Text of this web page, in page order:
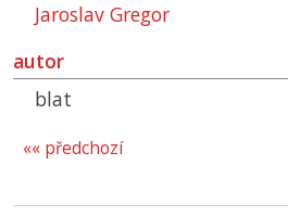
Jaroslav Gregor
autor
blat
«« předchozí